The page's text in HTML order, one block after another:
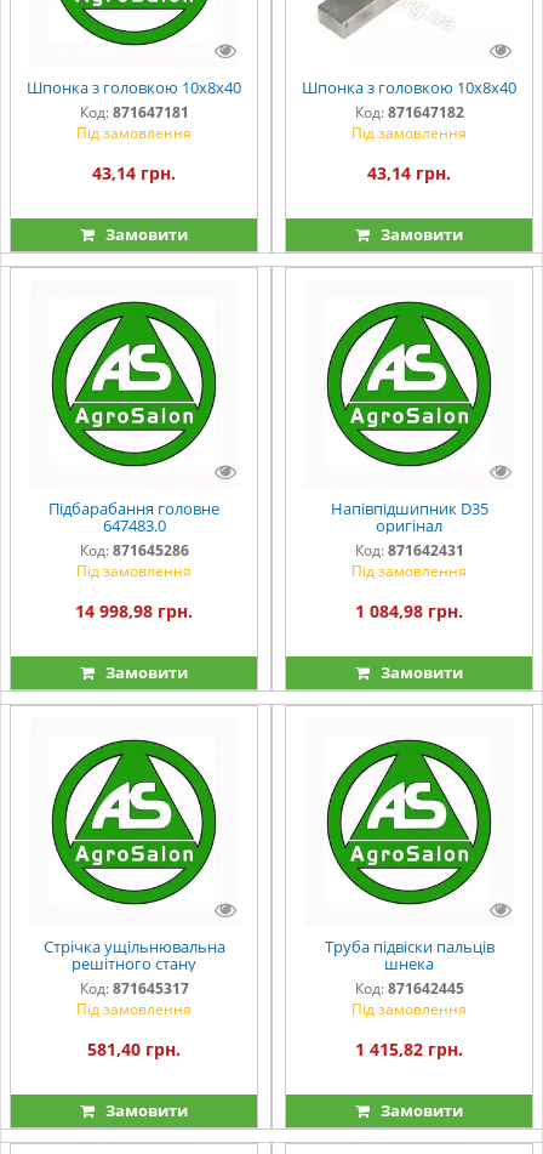
Шпонка з головкою 10х8х40
Код: 871647181
Під замовлення
43,14 грн.
Замовити
Шпонка з головкою 10х8х40
Код: 871647182
Під замовлення
43,14 грн.
Замовити
Підбарабання головне
647483.0
Код: 871645286
Під замовлення
14 998,98 грн.
Замовити
Напівпідшипник D35
оригінал
Код: 871642431
Під замовлення
1 084,98 грн.
Замовити
Стрічка ущільнювальна
решітного стану
Код: 871645317
Під замовлення
581,40 грн.
Замовити
Труба підвіски пальців
шнека
Код: 871642445
Під замовлення
1 415,82 грн.
Замовити